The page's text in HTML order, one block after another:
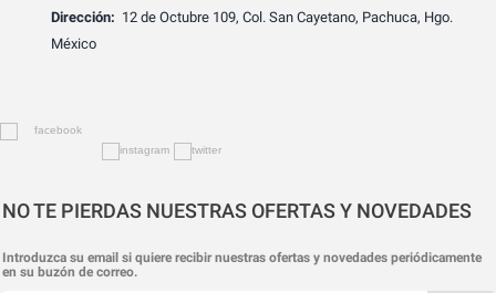
Dirección: 12 de Octubre 109, Col. San Cayetano, Pachuca, Hgo.
México
NO TE PIERDAS NUESTRAS OFERTAS Y NOVEDADES
Introduzca su email si quiere recibir nuestras ofertas y novedades periódicamente
en su buzón de correo.